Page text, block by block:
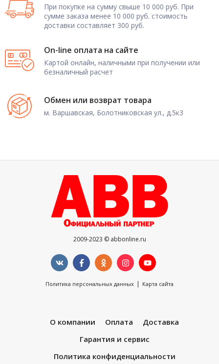
При покупке на сумму свыше 10 000 руб. При
сумме заказа менее 10 000 руб. стоимость
доставки составляет 300 руб.
On-line оплата на сайте
Картой онлайн, наличными при получении или
безналичный расчет
Обмен или возврат товара
м. Варшавская, Болотниковская ул., д.5к3
2009-2023 © abbonline.ru
Политика персональных данных | Карта сайта
О компании Оплата
Доставка
Гарантия и сервис
Политика конфиденциальности